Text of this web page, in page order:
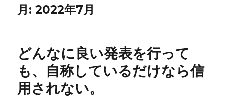
月:2022年7月
どんなに良い発表を行って
も、自称しているだけなら信
用されない。